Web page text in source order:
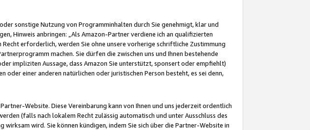
sonstige Nutzung von Programminhalten durch Sie genehmigt, klar und
Hinweis anbringen: „Als Amazon-Partner verdiene ich an qualifizierten
erforderlich, werden Sie ohne unsere vorherige schriftliche Zustimmung
machen. Sie dürfen die zwischen uns und Ihnen bestehende
impliziten Aussage, dass Amazon Sie unterstützt, sponsert oder empfiehlt)
oder einer anderen natürlichen oder juristischen Person besteht, es sei denn,
Website. Diese Vereinbarung kann von Ihnen und uns jederzeit ordentlich
(falls nach lokalem Recht zulässig automatisch und unter Ausschluss des
wird. Sie können kündigen, indem Sie sich über die Partner-Website in